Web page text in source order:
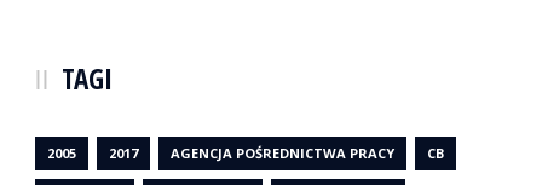
TAGI
2005 2017 AGENCJA POŚREDNICTWA PRACY CB